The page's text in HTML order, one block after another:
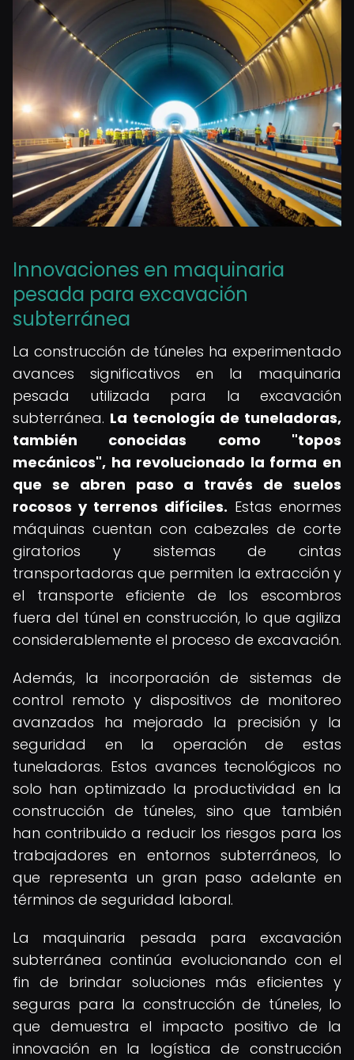
Innovaciones en maquinaria
pesada para excavación
subterránea
La construcción de túneles ha experimentado
avances significativos en la maquinaria
pesada utilizada para la excavación
subterránea. La tecnología de tuneladoras,
también conocidas como "topos
mecánicos", ha revolucionado la forma en
que se abren paso a través de suelos
rocosos y terrenos difíciles. Estas enormes
máquinas cuentan con cabezales de corte
giratorios y sistemas de cintas
transportadoras que permiten la extracción y
el transporte eficiente de los escombros
fuera del túnel en construcción, lo que agiliza
considerablemente el proceso de excavación.
Además, la incorporación de sistemas de
control remoto y dispositivos de monitoreo
avanzados ha mejorado la precisión y la
seguridad en la operación de estas
tuneladoras. Estos avances tecnológicos no
solo han optimizado la productividad en la
construcción de túneles, sino que también
han contribuido a reducir los riesgos para los
trabajadores en entornos subterráneos, lo
que representa un gran paso adelante en
términos de seguridad laboral.
La maquinaria pesada para excavación
subterránea continúa evolucionando con el
fin de brindar soluciones más eficientes y
seguras para la construcción de túneles, lo
que demuestra el impacto positivo de la
innovación en la logística de construcción